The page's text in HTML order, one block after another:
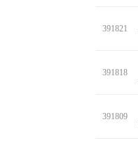
391821
391818
391809